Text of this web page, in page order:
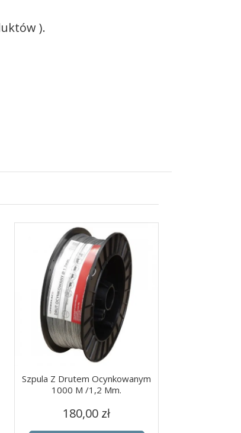
).
Szybki podgląd
Szpula Z Drutem Ocynkowanym
1000 M /1,2 Mm.
Cena
180,00 zł